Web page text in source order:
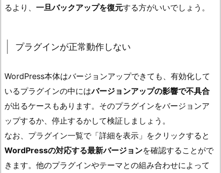
るより、 一旦バックアップを復元する方がいいでしょう。
プラグインが正常動作しない
WordPress本体はバージョンアップできても、有効化して
いるプラグインの中にはバージョンアップの影響で不具合
が出るケースもあります。そのプラグインをバージョンア
ップするか、停止するかして検証しましょう。
なお、プラグイン一覧で「詳細を表示」をクリックすると
WordPressの対応する最新バージョンを確認することがで
きます。他のプラグインやテーマとの組み合わせによって